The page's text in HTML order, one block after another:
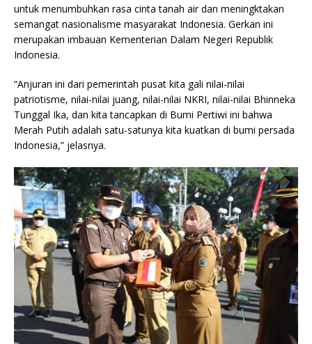
untuk menumbuhkan rasa cinta tanah air dan meningktakan
semangat nasionalisme masyarakat Indonesia. Gerkan ini
merupakan imbauan Kementerian Dalam Negeri Republik
Indonesia.
“Anjuran ini dari pemerintah pusat kita gali nilai-nilai
patriotisme, nilai-nilai juang, nilai-nilai NKRI, nilai-nilai Bhinneka
Tunggal Ika, dan kita tancapkan di Bumi Pertiwi ini bahwa
Merah Putih adalah satu-satunya kita kuatkan di bumi persada
Indonesia,” jelasnya.